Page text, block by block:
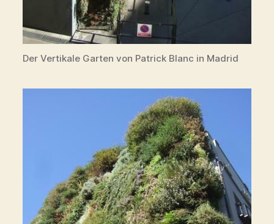
Der Vertikale Garten von Patrick Blanc in Madrid